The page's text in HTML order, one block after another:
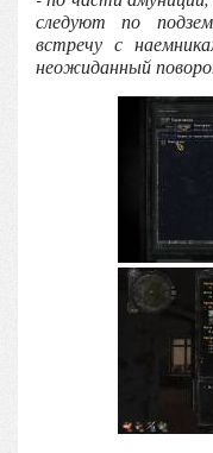
следуют по
встречу с
неожиданный